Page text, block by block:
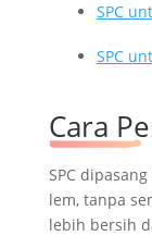
SPC
SPC
Cara
SPC
lem, tanpa
lebih bersih